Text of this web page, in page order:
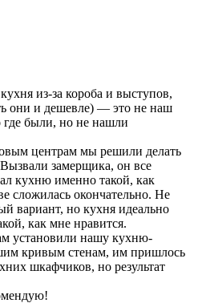
из-за короба и выступов,
они и дешевле) — это не наш
были, но не нашли
центрам мы решили делать
замерщика, он все
кухню именно такой, как
сложилась окончательно. Не
вариант, но кухня идеально
как мне нравится.
установили нашу кухню-
кривым стенам, им пришлось
шкафчиков, но результат